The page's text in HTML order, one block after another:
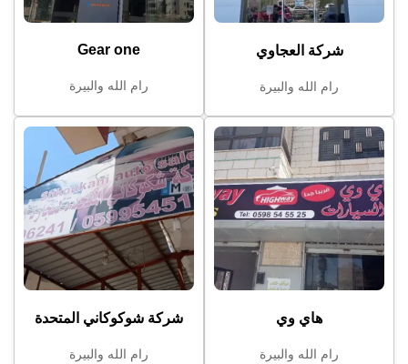
شركة العجاوي
رام الله والبيرة
Gear one
رام الله والبيرة
هاي وي
رام الله والبيرة
شركة شوكوكاني المتحدة
رام الله والبيرة